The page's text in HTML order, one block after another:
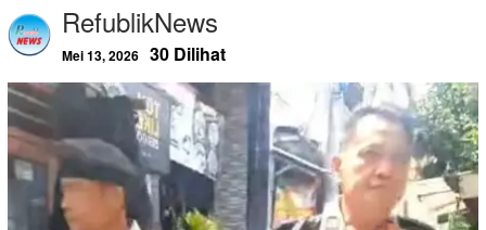
RefublikNews
Mei 13, 2026 30 Dilihat